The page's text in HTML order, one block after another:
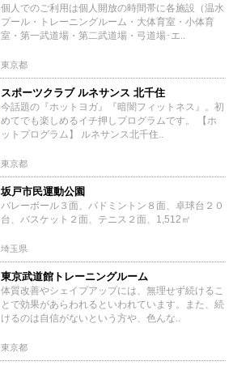
個人でのご利用は個人開放の時間帯に各施設（温水
プール・トレーニングルーム・大体育室・小体育
室・第一武道場・第二武道場・弓道場･エ..
東京都
スポーツクラブ ルネサンス 北千住
今話題の『ホットヨガ』『暗闇フィットネス』。初
めてでも楽しめるイチ押しプログラムです。 【ホ
ットプログラム】 ルネサンス北千住..
東京都
坂戸市民運動公園
バレーボール３面、バドミントン８面、卓球台２０
台、バスケット２面、テニス２面、1,512㎡
埼玉県
東京武道館トレーニングルーム
体質改善やシェイプアップには、無理せず続けるこ
とで効果があらわれるといわれています。また、続
けるのは自信がないという方や、色んな..
東京都